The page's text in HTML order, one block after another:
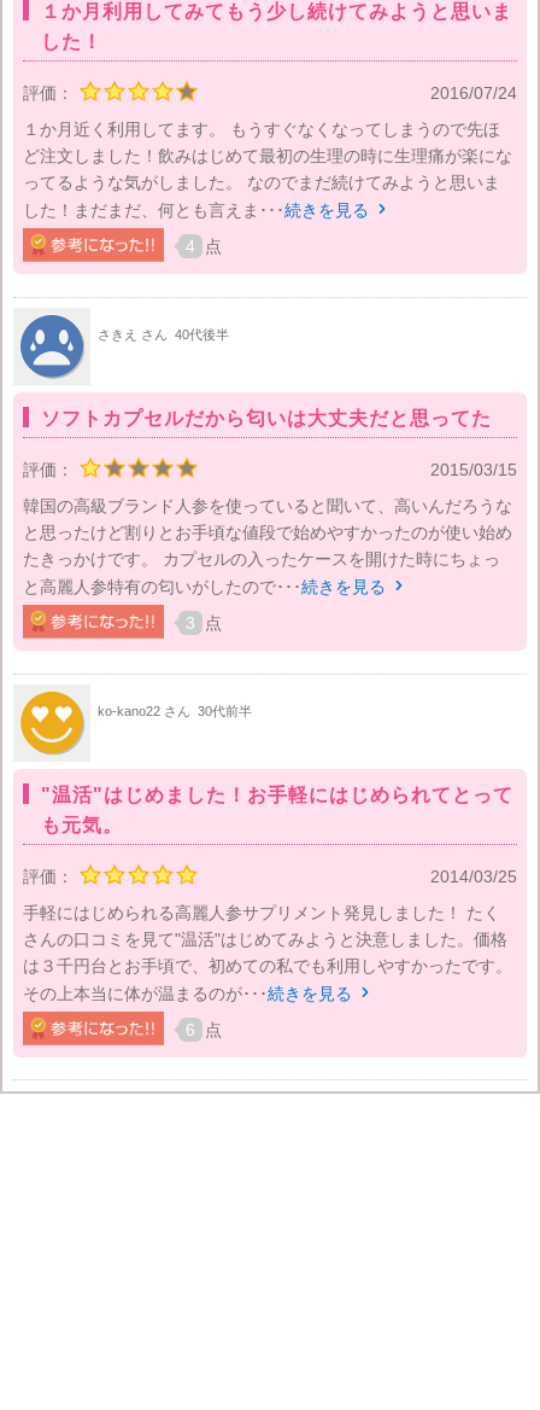
１か月利用してみてもう少し続けてみようと思いま
した！
評価：
2016/07/24
１か月近く利用してます。 もうすぐなくなってしまうので先ほ
ど注文しました！飲みはじめて最初の生理の時に生理痛が楽にな
ってるような気がしました。 なのでまだ続けてみようと思いま
した！まだまだ、何とも言えま･･･続きを見る 
4 点
さきえ さん 40代後半
ソフトカプセルだから匂いは大丈夫だと思ってた
評価：
2015/03/15
韓国の高級ブランド人参を使っていると聞いて、高いんだろうな
と思ったけど割りとお手頃な値段で始めやすかったのが使い始め
たきっかけです。 カプセルの入ったケースを開けた時にちょっ
と高麗人参特有の匂いがしたので･･･続きを見る 
3 点
ko-kano22 さん 30代前半
"温活"はじめました！お手軽にはじめられてとって
も元気。
評価：
2014/03/25
手軽にはじめられる高麗人参サプリメント発見しました！ たく
さんの口コミを見て"温活"はじめてみようと決意しました。価格
は３千円台とお手頃で、初めての私でも利用しやすかったです。
その上本当に体が温まるのが･･･続きを見る 
6 点